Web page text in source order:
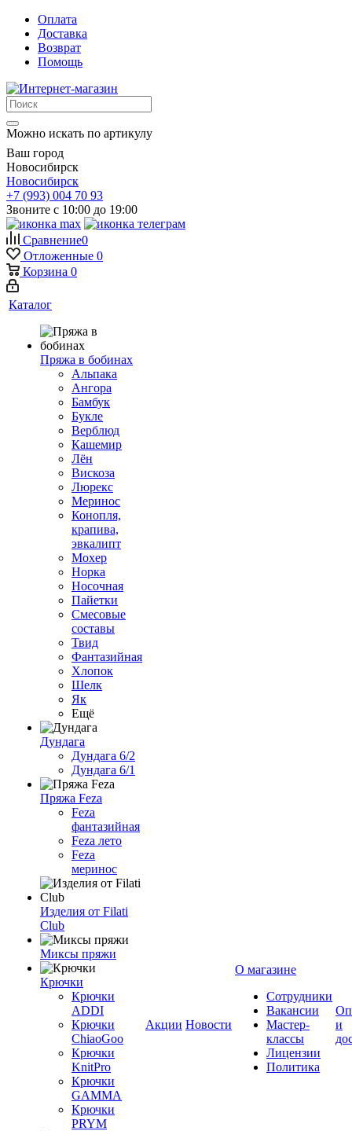
Оплата
Доставка
Возврат
Помощь
Можно искать по артикулу
Ваш город
Новосибирск
Новосибирск
+7 (993) 004 70 93
Звоните с 10:00 до 19:00
Сравнение0
Отложенные 0
Корзина 0
Каталог
Пряжа в бобинах
Альпака
Ангора
Бамбук
Букле
Верблюд
Кашемир
Лён
Вискоза
Люрекс
Меринос
Конопля,
крапива,
эвкалипт
Мохер
Норка
Носочная
Пайетки
Смесовые
составы
Твид
Фантазийная
Хлопок
Шелк
Як
Ещё
Дундага
Дундага 6/2
Дундага 6/1
Пряжа Feza
Feza
фантазийная
Feza лето
Feza
меринос
Изделия от Filati
Club
Миксы пряжи
Крючки
Крючки
ADDI
Крючки
ChiaoGoo
Крючки
KnitPro
Крючки
GAMMA
Крючки
PRYM
Акции Новости
О магазине
Сотрудники
Вакансии
Мастер-
классы
Лицензии
Политика
и